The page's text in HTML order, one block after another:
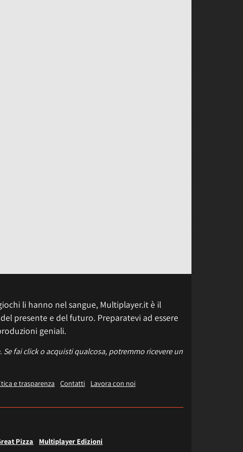
li hanno nel sangue, Multiplayer.it è il
presente e del futuro. Preparatevi ad essere
geniali.
fai click o acquisti qualcosa, potremmo ricevere un
e trasparenza Contatti
Lavora con noi
Pizza Multiplayer Edizioni